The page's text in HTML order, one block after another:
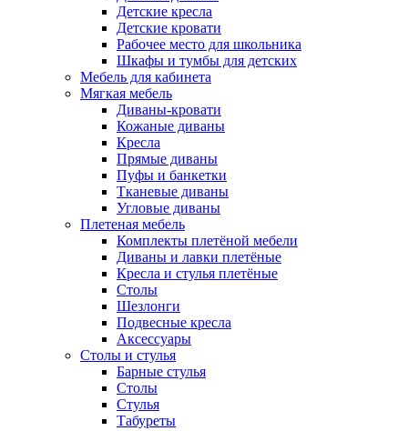
Детские кресла
Детские кровати
Рабочее место для школьника
Шкафы и тумбы для детских
Мебель для кабинета
Мягкая мебель
Диваны-кровати
Кожаные диваны
Кресла
Прямые диваны
Пуфы и банкетки
Тканевые диваны
Угловые диваны
Плетеная мебель
Комплекты плетёной мебели
Диваны и лавки плетёные
Кресла и стулья плетёные
Столы
Шезлонги
Подвесные кресла
Аксессуары
Столы и стулья
Барные стулья
Столы
Стулья
Табуреты